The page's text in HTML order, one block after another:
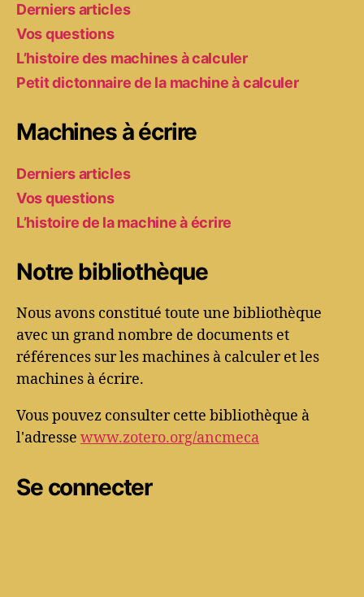
Derniers articles
Vos questions
L’histoire des machines à calculer
Petit dictonnaire de la machine à calculer
Machines à écrire
Derniers articles
Vos questions
L’histoire de la machine à écrire
Notre bibliothèque
Nous avons constitué toute une bibliothèque
avec un grand nombre de documents et
références sur les machines à calculer et les
machines à écrire.
Vous pouvez consulter cette bibliothèque à
l'adresse www.zotero.org/ancmeca
Se connecter